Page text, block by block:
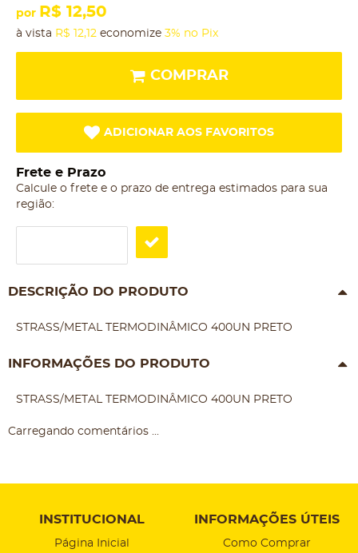
por R$ 12,50
à vista R$ 12,12 economize 3% no Pix
COMPRAR
ADICIONAR AOS FAVORITOS
Frete e Prazo
Calcule o frete e o prazo de entrega estimados para sua
região:
DESCRIÇÃO DO PRODUTO
STRASS/METAL TERMODINÂMICO 400UN PRETO
INFORMAÇÕES DO PRODUTO
STRASS/METAL TERMODINÂMICO 400UN PRETO
Carregando comentários ...
INSTITUCIONAL
Página Inicial
INFORMAÇÕES ÚTEIS
Como Comprar